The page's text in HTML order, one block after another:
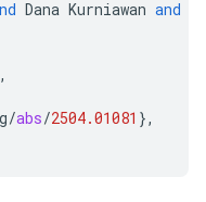
Dana Kurniawan and
,
/abs/2504.01081 },